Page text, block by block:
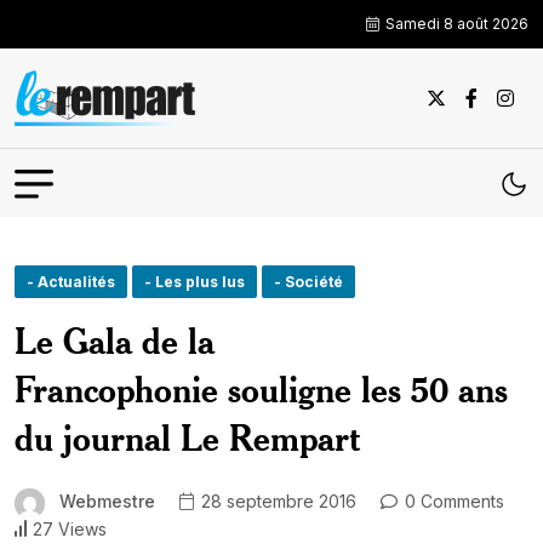
Samedi 8 août 2026
- Actualités - Les plus lus - Société
Le Gala de la
Francophonie souligne les 50 ans
du journal Le Rempart
Webmestre 28 septembre 2016
0 Comments
27 Views